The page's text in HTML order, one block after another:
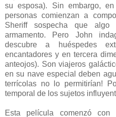
su esposa). Sin embargo,
personas comienzan a
Sheriff sospecha que
armamento. Pero John
descubre a huéspedes
encantadores y en tercera
anteojos). Son viajeros
en su nave especial deben
terrícolas no lo permitirían!
temporal de los sujetos
Esta película comenzó con